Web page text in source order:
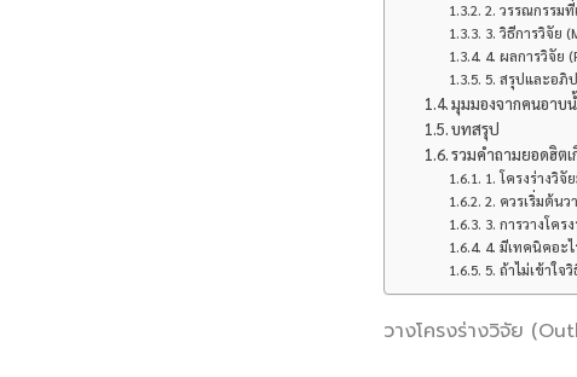
2. วรรณกรรมที่
3. วิธีการวิจัย
4. ผลการวิจัย
5. สรุปและอภิ
มุมมองจากคนอาบ
บทสรุป
รวมคำถามยอดฮิตเ
1. โครงร่างวิจั
2. ควรเริ่มต้นว
3. การวางโคร
4. มีเทคนิคอะไ
5. ถ้าไม่เข้าใจ
วางโครงร่างวิจัย